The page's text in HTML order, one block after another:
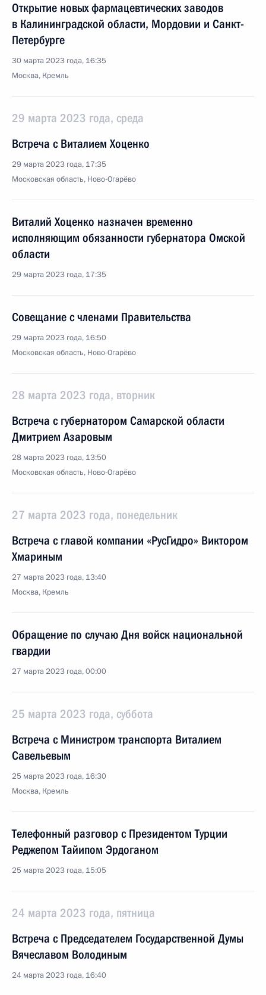
Открытие новых фармацевтических заводов
в Калининградской области, Мордовии и Санкт-
Петербурге
30 марта 2023 года, 16:35
Москва, Кремль
29 марта 2023 года, среда
Встреча с Виталием Хоценко
29 марта 2023 года, 17:35
Московская область, Ново-Огарёво
Виталий Хоценко назначен временно
исполняющим обязанности губернатора Омской
области
29 марта 2023 года, 17:35
Совещание с членами Правительства
29 марта 2023 года, 16:50
Московская область, Ново-Огарёво
28 марта 2023 года, вторник
Встреча с губернатором Самарской области
Дмитрием Азаровым
28 марта 2023 года, 13:50
Московская область, Ново-Огарёво
27 марта 2023 года, понедельник
Встреча с главой компании «РусГидро» Виктором
Хмариным
27 марта 2023 года, 13:40
Москва, Кремль
Обращение по случаю Дня войск национальной
гвардии
27 марта 2023 года, 00:00
25 марта 2023 года, суббота
Встреча с Министром транспорта Виталием
Савельевым
25 марта 2023 года, 16:30
Москва, Кремль
Телефонный разговор с Президентом Турции
Реджепом Тайипом Эрдоганом
25 марта 2023 года, 15:05
24 марта 2023 года, пятница
Встреча с Председателем Государственной Думы
Вячеславом Володиным
24 марта 2023 года, 16:40